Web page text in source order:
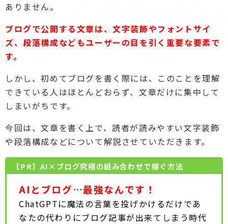
ありません。
ブログで公開する文章は、文字装飾やフォントサイ
ズ、段落構成などもユーザーの目を引く重要な要素で
す。
しかし、初めてブログを書く際には、このことを理解
できている人はほとんどおらず、文章だけに集中して
しまいがちです。
今回は、文章を書く上で、読者が読みやすい文字装飾
や段落構成などについて解説させていただきます。
【PR】AI×ブログ究極の組み合わせで稼ぐ方法
AIとブログ…最強なんです！
ChatGPTに魔法の言葉を投げかけるだけであ
なたの代わりにブログ記事が出来てしまう時代